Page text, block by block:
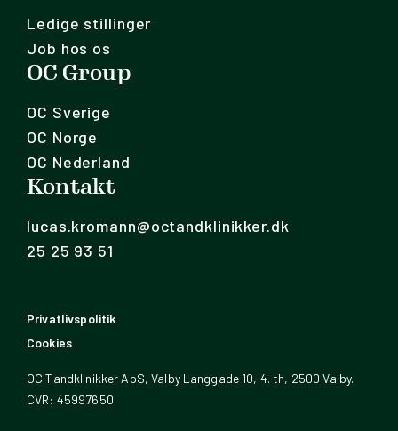
Ledige stillinger
Job hos os
OC Group
OC Sverige
OC Norge
OC Nederland
Kontakt
lucas.kromann@octandklinikker.dk
25 25 93 51
Privatlivspolitik
Cookies
OC Tandklinikker ApS, Valby Langgade 10, 4. th, 2500 Valby.
CVR: 45997650